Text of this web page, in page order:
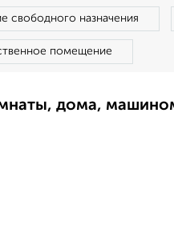
свободного назначения
помещение
дома,